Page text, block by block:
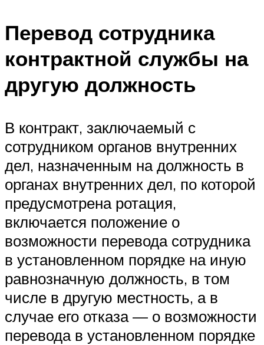
Перевод сотрудника
контрактной службы на
другую должность
В контракт, заключаемый с
сотрудником органов внутренних
дел, назначенным на должность в
органах внутренних дел, по которой
предусмотрена ротация,
включается положение о
возможности перевода сотрудника
в установленном порядке на иную
равнозначную должность, в том
числе в другую местность, а в
случае его отказа — о возможности
перевода в установленном порядке